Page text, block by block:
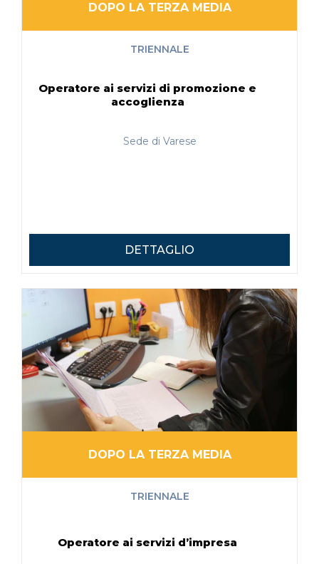
DOPO LA TERZA MEDIA
TRIENNALE
Operatore ai servizi di promozione e
accoglienza
Sede di Varese
DETTAGLIO
DOPO LA TERZA MEDIA
TRIENNALE
Operatore ai servizi d’impresa